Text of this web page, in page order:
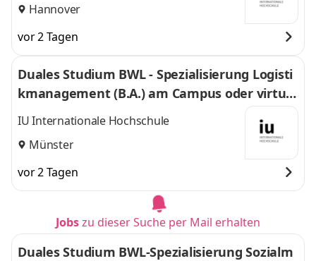
Hannover
vor 2 Tagen
Duales Studium BWL - Spezialisierung Logisti
kmanagement (B.A.) am Campus oder virtuel
l
IU Internationale Hochschule
Münster
vor 2 Tagen
Jobszu dieser Suche per Mail erhalten
Duales Studium BWL-Spezialisierung Sozialm